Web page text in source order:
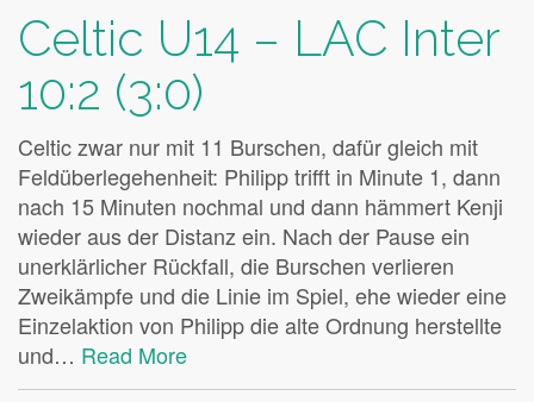
Celtic U14 – LAC Inter
10:2 (3:0)
Celtic zwar nur mit 11 Burschen, dafür gleich mit
Feldüberlegehenheit: Philipp trifft in Minute 1, dann
nach 15 Minuten nochmal und dann hämmert Kenji
wieder aus der Distanz ein. Nach der Pause ein
unerklärlicher Rückfall, die Burschen verlieren
Zweikämpfe und die Linie im Spiel, ehe wieder eine
Einzelaktion von Philipp die alte Ordnung herstellte
und… Read More